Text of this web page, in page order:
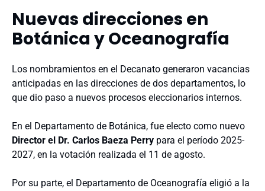
Nuevas direcciones en
Botánica y Oceanografía
Los nombramientos en el Decanato generaron vacancias
anticipadas en las direcciones de dos departamentos, lo
que dio paso a nuevos procesos eleccionarios internos.
En el Departamento de Botánica, fue electo como nuevo
Director el Dr. Carlos Baeza Perry para el período 2025-
2027, en la votación realizada el 11 de agosto.
Por su parte, el Departamento de Oceanografía eligió a la